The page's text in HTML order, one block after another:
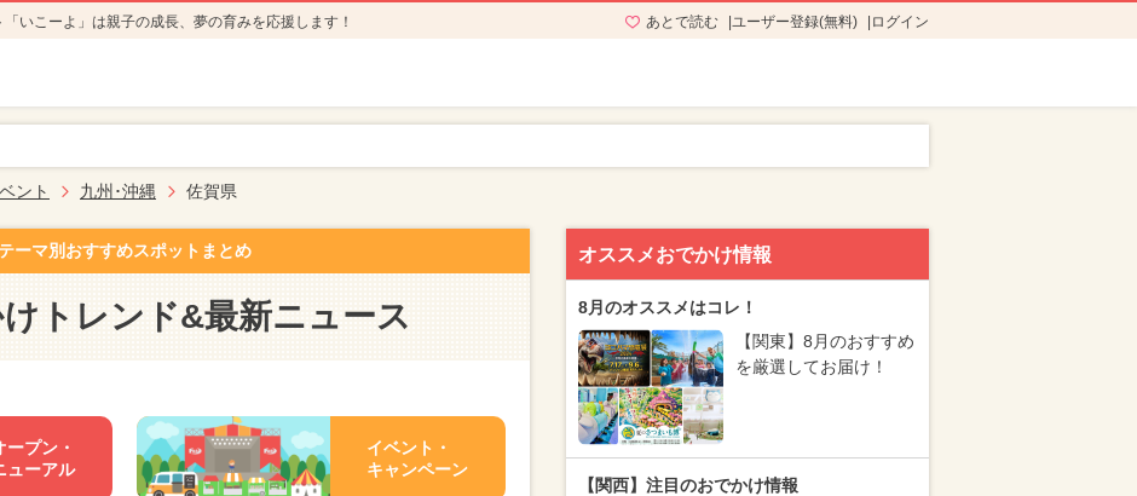
いこーよ」は親子の成長、夢の育みを応援します！ あとで読む ユーザー登録(無料) ログイン
ント 九州･沖縄 佐賀県
テーマ別おすすめスポットまとめ
トレンド&最新ニュース
ープン・
ューアル
イベント・
キャンペーン
オススメおでかけ情報
8月のオススメはコレ！
【関東】8月のおすすめ
を厳選してお届け！
【関西】注目のおでかけ情報